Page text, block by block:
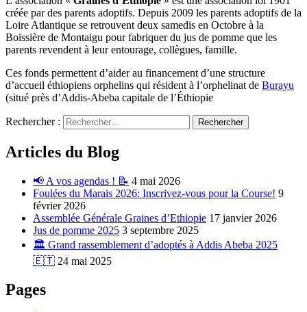
créée par des parents adoptifs. Depuis 2009 les parents adoptifs de la
Loire Atlantique se retrouvent deux samedis en Octobre à la
Boissière de Montaigu pour fabriquer du jus de pomme que les
parents revendent à leur entourage, collègues, famille.
Ces fonds permettent d’aider au financement d’une structure
d’accueil éthiopiens orphelins qui résident à l’orphelinat de Burayu
(situé près d’Addis-Abeba capitale de l’Éthiopie
Rechercher :
Articles du Blog
📢 A vos agendas ! 📝 4 mai 2026
Foulées du Marais 2026: Inscrivez-vous pour la Course! 9
février 2026
Assemblée Générale Graines d’Ethiopie 17 janvier 2026
Jus de pomme 2025 3 septembre 2025
🏛️ Grand rassemblement d’adoptés à Addis Abeba 2025
🇪🇹 24 mai 2025
Pages